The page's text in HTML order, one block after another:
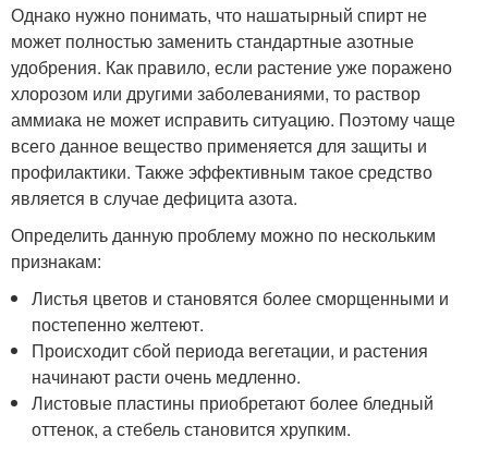
Однако нужно понимать, что нашатырный спирт не
может полностью заменить стандартные азотные
удобрения. Как правило, если растение уже поражено
хлорозом или другими заболеваниями, то раствор
аммиака не может исправить ситуацию. Поэтому чаще
всего данное вещество применяется для защиты и
профилактики. Также эффективным такое средство
является в случае дефицита азота.
Определить данную проблему можно по нескольким
признакам:
Листья цветов и становятся более сморщенными и
постепенно желтеют.
Происходит сбой периода вегетации, и растения
начинают расти очень медленно.
Листовые пластины приобретают более бледный
оттенок, а стебель становится хрупким.